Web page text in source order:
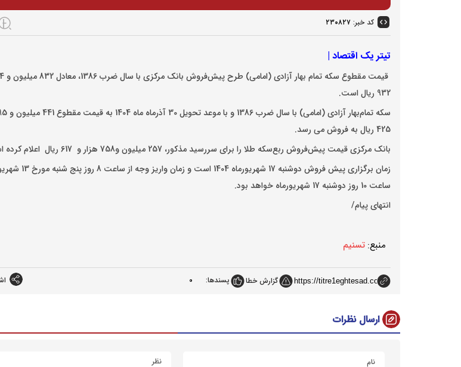
کد خبر: ۲۳۰۸۲۷
تیتر یک اقتصاد |
قیمت مقطوع سکه تمام بهار آزادی
932 ریال است.
425 ریال به فروش می رسد.
بانک مرکزی قیمت پیش‌فروش ربع‌سکه طلا را برای سررسید مذکور، 257 میلیون و758 هزار و 617 ریال اعلام کرده است.
زمان برگزاری پیش فروش دوشنبه 17
ساعت 10 روز دوشنبه 17 شهریورماه خواهد بود.
انتهای پیام/
منبع: تسنیم
گزارش خطا پسندها: 0
ارسال نظرات